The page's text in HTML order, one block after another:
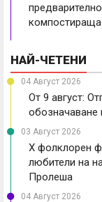
НАЙ-ЧЕТЕНИ
04 Август 2026
От 9 август:
обозначаване
03 Август 2026
X фолклорен
любители на
Пролеша
04 Август 2026